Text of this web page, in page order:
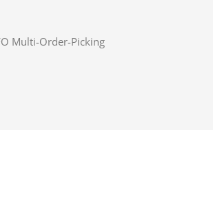
Multi-Order-Picking